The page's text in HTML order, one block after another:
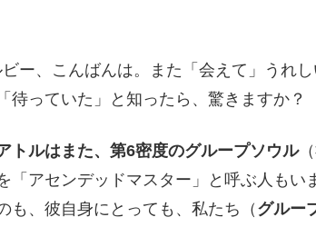
ビー、こんばんは。また「会えて」うれ
待っていた」と知ったら、驚きますか？
トルはまた、第6密度のグループソウル
「アセンデッドマスター」と呼ぶ人もい
も、彼自身にとっても、私たち（ グルー